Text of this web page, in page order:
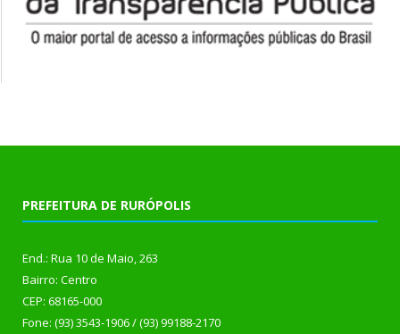
PREFEITURA DE RURÓPOLIS
End.: Rua 10 de Maio, 263
Bairro: Centro
CEP: 68165-000
Fone: (93) 3543-1906 / (93) 99188-2170